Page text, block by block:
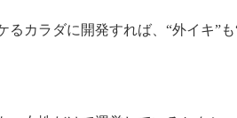
カラダに開発すれば、“外イキ”も